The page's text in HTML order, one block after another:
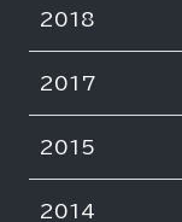
2018
2017
2015
2014